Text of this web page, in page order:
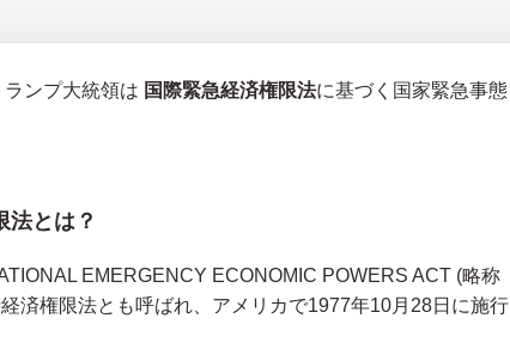
ンプ大統領は 国際緊急経済権限法に基づく国家緊急事態
法とは？
EMERGENCY ECONOMIC POWERS ACT (略称
済権限法とも呼ばれ、アメリカで1977年10月28日に施行